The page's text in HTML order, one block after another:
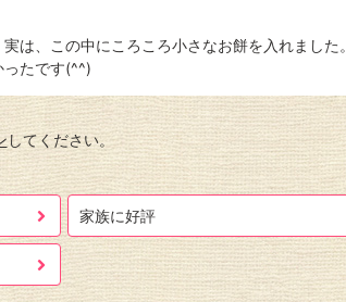
は、この中にころころ小さなお餅を入れました。
たです(^^)
してください。
家族に好評